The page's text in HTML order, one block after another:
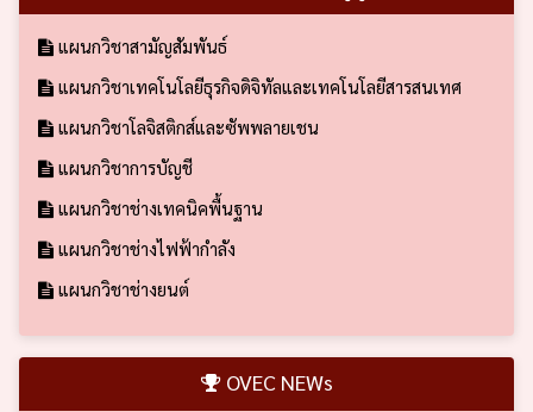
แผนกวิชาสามัญสัมพันธ์
แผนกวิชาเทคโนโลยีธุรกิจดิจิทัลและเทคโนโลยีสารสนเทศ
แผนกวิชาโลจิสติกส์และซัพพลายเชน
แผนกวิชาการบัญชี
แผนกวิชาช่างเทคนิคพื้นฐาน
แผนกวิชาช่างไฟฟ้ากำลัง
แผนกวิชาช่างยนต์
OVEC NEWs